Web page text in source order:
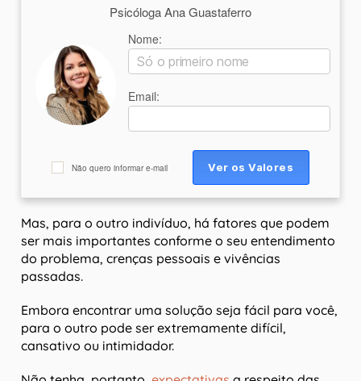
Psicóloga Ana Guastaferro
Nome:
Email:
Não quero informar e-mail
Mas, para o outro indivíduo, há fatores que podem
ser mais importantes conforme o seu entendimento
do problema, crenças pessoais e vivências
passadas.
Embora encontrar uma solução seja fácil para você,
para o outro pode ser extremamente difícil,
cansativo ou intimidador.